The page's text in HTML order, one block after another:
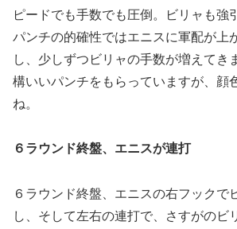
ピードでも手数でも圧倒。ビリャも強
パンチの的確性ではエニスに軍配が上
し、少しずつビリャの手数が増えてき
構いいパンチをもらっていますが、顔
ね。
６ラウンド終盤、エニスが連打
６ラウンド終盤、エニスの右フックで
し、そして左右の連打で、さすがのビ